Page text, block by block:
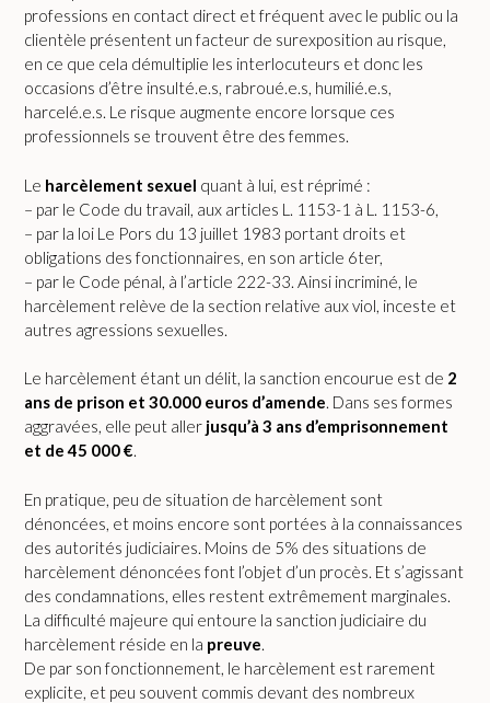
professions en contact direct et fréquent avec le public ou la
clientèle présentent un facteur de surexposition au risque,
en ce que cela démultiplie les interlocuteurs et donc les
occasions d’être insulté.e.s, rabroué.e.s, humilié.e.s,
harcelé.e.s. Le risque augmente encore lorsque ces
professionnels se trouvent être des femmes.
Le harcèlement sexuel quant à lui, est réprimé :
– par le Code du travail, aux articles L. 1153-1 à L. 1153-6,
– par la loi Le Pors du 13 juillet 1983 portant droits et
obligations des fonctionnaires, en son article 6ter,
– par le Code pénal, à l’article 222-33. Ainsi incriminé, le
harcèlement relève de la section relative aux viol, inceste et
autres agressions sexuelles.
Le harcèlement étant un délit, la sanction encourue est de 2
ans de prison et 30.000 euros d’amende. Dans ses formes
aggravées, elle peut aller jusqu’à 3 ans d’emprisonnement
et de 45 000 €.
En pratique, peu de situation de harcèlement sont
dénoncées, et moins encore sont portées à la connaissances
des autorités judiciaires. Moins de 5% des situations de
harcèlement dénoncées font l’objet d’un procès. Et s’agissant
des condamnations, elles restent extrêmement marginales.
La difficulté majeure qui entoure la sanction judiciaire du
harcèlement réside en la preuve.
De par son fonctionnement, le harcèlement est rarement
explicite, et peu souvent commis devant des nombreux